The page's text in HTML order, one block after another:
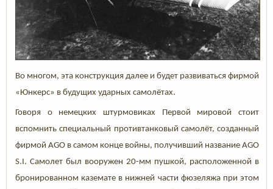
Во многом, эта конструкция далее и будет развиваться фирмой
«Юнкерс» в будущих ударных самолётах.
Говоря о немецких штурмовиках Первой мировой стоит
вспомнить специальный противтанковый самолёт, созданный
фирмой AGO в самом конце войны, получивший название AGO
S.I. Самолет был вооружен 20-мм пушкой, расположенной в
бронированном каземате в нижней части фюзеляжа при этом